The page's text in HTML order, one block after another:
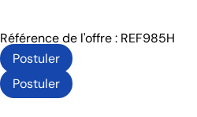
Référence de l'offre : REF985H
Postuler
Postuler